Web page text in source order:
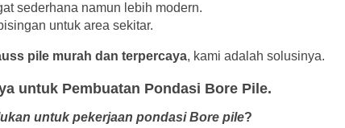
sederhana namun lebih modern.
untuk area sekitar.
pile murah dan terpercaya, kami adalah solusinya.
untuk Pembuatan Pondasi Bore Pile.
untuk pekerjaan pondasi Bore pile?